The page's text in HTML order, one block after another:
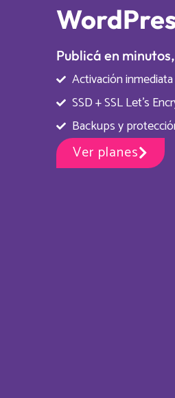
Publicá en
Activación
SSD + SSL Let’s
Backups y
Ver planes